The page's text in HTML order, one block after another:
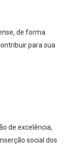
de forma
para sua
de excelência,
social dos